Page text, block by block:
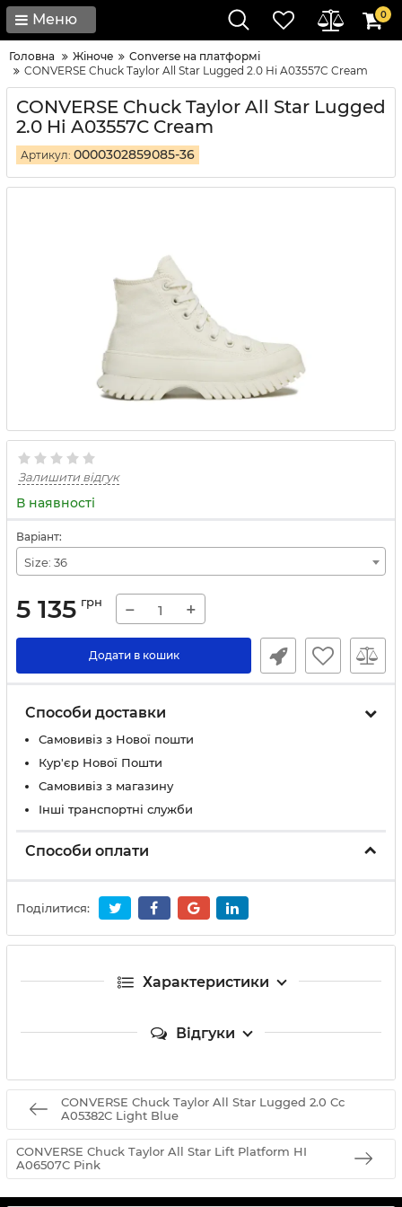
Меню 0
Головна Жіноче
Converse на платформі
CONVERSE Chuck Taylor All Star Lugged 2.0 Hi A03557C Cream
CONVERSE Chuck Taylor All Star Lugged
2.0 Hi A03557C Cream
Артикул: 0000302859085-36
Залишити відгук
В наявності
Варіант:
Size: 36
5 135 грн − +
Додати в кошик
Способи доставки
Самовивіз з Нової пошти
Кур'єр Нової Пошти
Самовивіз з магазину
Інші транспортні служби
Способи оплати
Поділитися:
Характеристики
Відгуки
CONVERSE Chuck Taylor All Star Lugged 2.0 Cc
A05382C Light Blue
CONVERSE Chuck Taylor All Star Lift Platform HI
A06507C Pink